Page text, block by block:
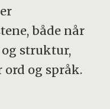
både når
struktur,
ord og språk.